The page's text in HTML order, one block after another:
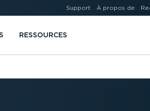
Support À propos de
RESSOURCES